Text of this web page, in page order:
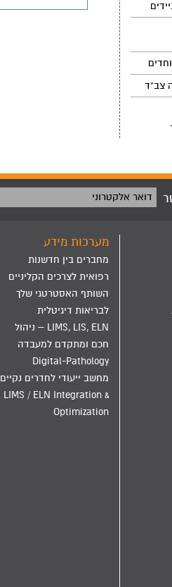
צב"ד
דואר אלקטרוני
מערכות מידע
מחברים בין חדשנות
רפואית לצרכים הקליניים
השותף האסטרטגי שלך
לבריאות דיגיטלית
LIMS, LIS, ELN – ניהול
חכם ומתקדם למעבדה
Digital-Pathology
מחשב ייעודי לחדרים נקיים
LIMS / ELN Integration &
Optimization